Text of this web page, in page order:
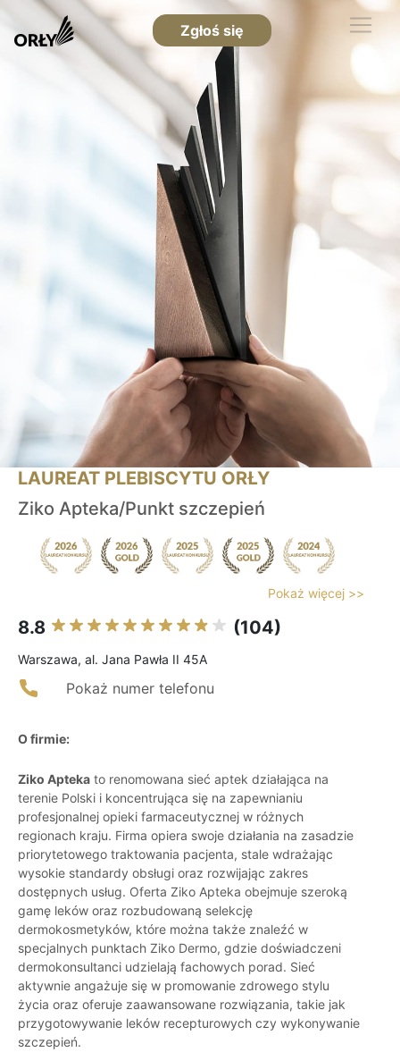
Zgłoś się
LAUREAT PLEBISCYTU ORŁY
Ziko Apteka/Punkt szczepień
Pokaż więcej >>
8.8 (104)
Warszawa, al. Jana Pawła II 45A
Pokaż numer telefonu
O firmie:
Ziko Apteka to renomowana sieć aptek działająca na
terenie Polski i koncentrująca się na zapewnianiu
profesjonalnej opieki farmaceutycznej w różnych
regionach kraju. Firma opiera swoje działania na zasadzie
priorytetowego traktowania pacjenta, stale wdrażając
wysokie standardy obsługi oraz rozwijając zakres
dostępnych usług. Oferta Ziko Apteka obejmuje szeroką
gamę leków oraz rozbudowaną selekcję
dermokosmetyków, które można także znaleźć w
specjalnych punktach Ziko Dermo, gdzie doświadczeni
dermokonsultanci udzielają fachowych porad. Sieć
aktywnie angażuje się w promowanie zdrowego stylu
życia oraz oferuje zaawansowane rozwiązania, takie jak
przygotowywanie leków recepturowych czy wykonywanie
szczepień.